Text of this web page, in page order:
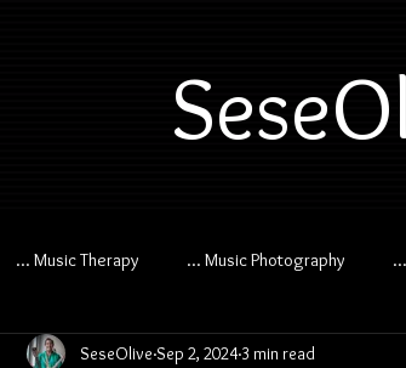
... Music Therapy ... Music Photography
SeseOlive Sep 2, 2024 3 min read